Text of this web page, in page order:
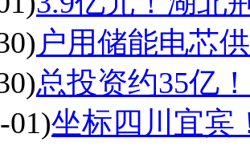
户用储能电芯
总投资约35亿
01)坐标四川宜宾